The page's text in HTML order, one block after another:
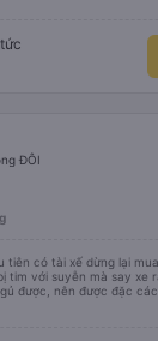
giờ so với thời gian quy
ĐÔI
tiên có tài xế dừng lại
tim với suyễn mà say xe
được, nên được đặc
thì nhường chỗ cho